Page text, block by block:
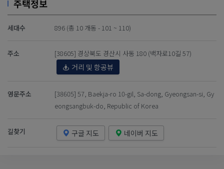
주택정보
세대수 896 (총 10 개동 - 101 ~ 110)
주소 [38605] 경상북도 경산시 사동 180 (백자로10길 57)
거리 및 항공뷰
영문주소
[38605] 57, Baekja-ro 10-gil, Sa-dong, Gyeongsan-si, Gy
eongsangbuk-do, Republic of Korea
길찾기 구글 지도 네이버 지도